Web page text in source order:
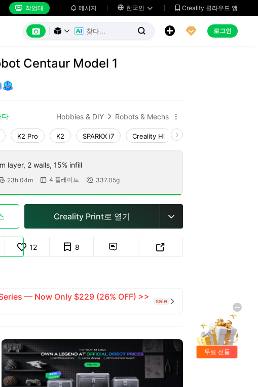
 작업대  메시지  한국인   Creality 클라우드 앱
      로그인
Centaur Model 1
다 Hobbies & DIY  Robots & Mechs 
K2 Pro K2 SPARKX i7 Creality Hi
layer, 2 walls, 15% infill
23h 04m  4 플레이트  337.05g
Creality Print로 열기 
12 8  
— Now Only $229 (26% OFF) >>
sale 
무료 선물